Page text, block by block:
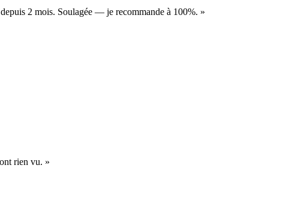
2 mois. Soulagée — je recommande à 100%. »
rien vu. »